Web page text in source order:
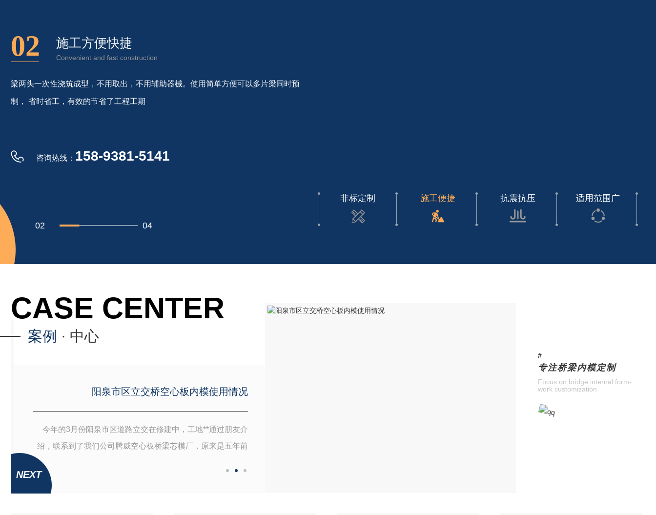
02 施工方便快捷
Convenient and fast construction
梁两头一次性浇筑成型，不用取出，不用辅助器械。使用简单方便可以多片梁同时预
制， 省时省工，有效的节省了工程工期
02
非标定制 施工便捷 抗震抗压 适用范围广
咨询热线： 158-9381-5141
04
CASE CENTER
案例 · 中心
阳泉市区立交桥空心板内模使用情况
今年的3月份阳泉市区道路立交在修建中，工地**通过朋友介
绍，联系到了我们公司腾威空心板桥梁芯模厂，原来是五年前
的老合作伙伴，原信阳市驻信八标的总工。工地要求质量更高
的10kg每立方的产品，共需要30片13米空心板梁芯模的量，工
期赶得比较紧，路途遥远，工地要求十天到货的，由于是老朋
NEXT
#
专注桥梁内模定制
Focus on bridge internal form-
work customization